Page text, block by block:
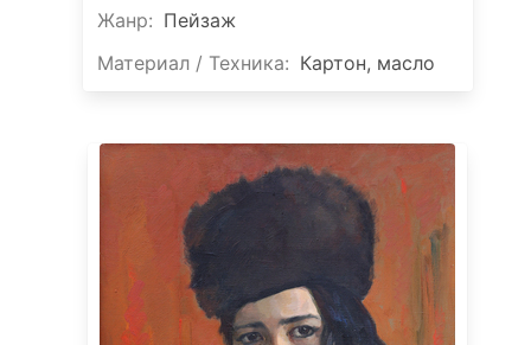
Жанр: Пейзаж
Материал / Техника: Картон, масло